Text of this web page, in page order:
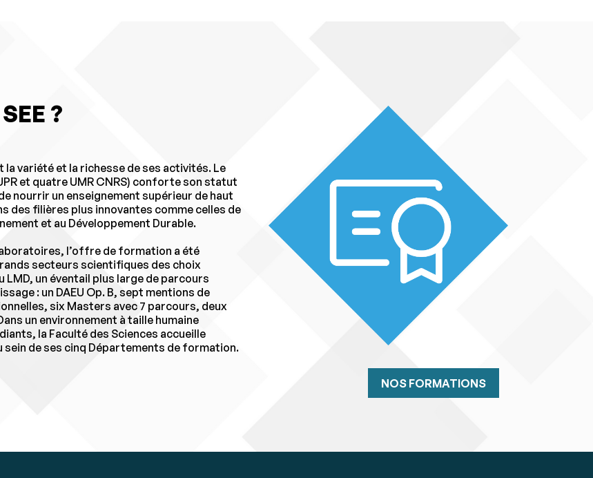
?
variété et la richesse de ses activités. Le
et quatre UMR CNRS) conforte son statut
nourrir un enseignement supérieur de haut
des filières plus innovantes comme celles de
et au Développement Durable.
l’offre de formation a été
secteurs scientifiques des choix
un éventail plus large de parcours
: un DAEU Op. B, sept mentions de
six Masters avec 7 parcours, deux
un environnement à taille humaine
la Faculté des Sciences accueille
sein de ses cinq Départements de formation.
NOS FORMATIONS